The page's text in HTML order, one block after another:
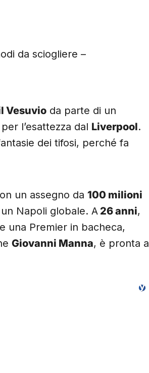
da sciogliere –
Vesuvio da parte di un
l’esattezza dal Liverpool.
dei tifosi, perché fa
un assegno da 100 milioni
Napoli globale. A 26 anni,
una Premier in bacheca,
Giovanni Manna, è pronta a